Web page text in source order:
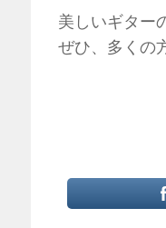
美しいギター
ぜひ、多くの